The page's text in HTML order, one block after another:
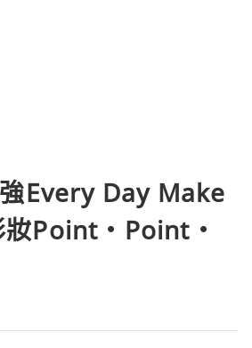
Every Day Make
妝Point‧Point‧